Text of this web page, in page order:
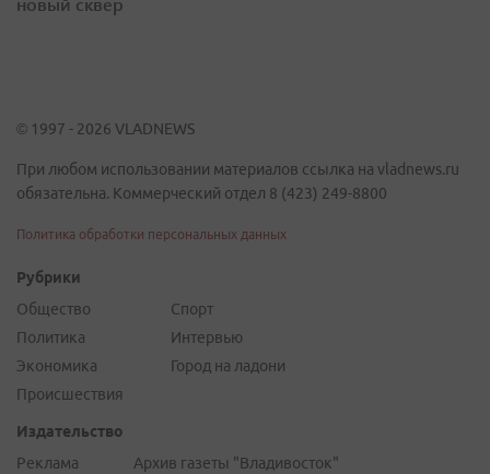
© 1997 - 2026 VLADNEWS
При любом использовании материалов ссылка на vladnews.ru
обязательна. Коммерческий отдел 8 (423) 249-8800
Политика обработки персональных данных
Рубрики
Общество
Политика
Экономика
Происшествия
Спорт
Интервью
Город на ладони
Издательство
Реклама
Архив газеты "Владивосток"